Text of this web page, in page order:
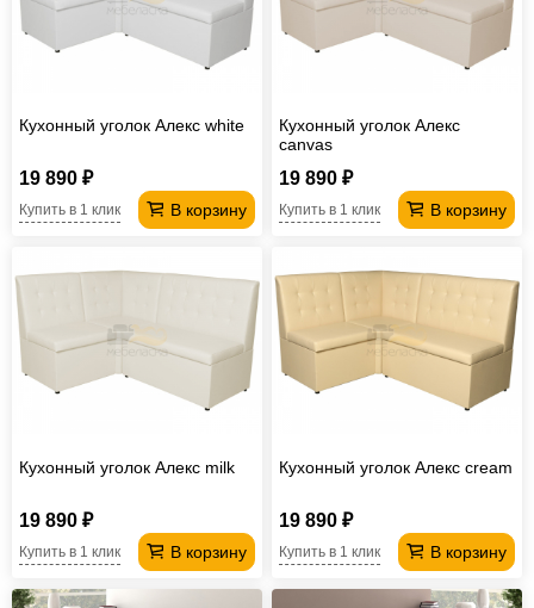
Кухонный уголок Алекс white
19 890 ₽
В корзину
Купить в 1 клик
Кухонный уголок Алекс
canvas
19 890 ₽
В корзину
Купить в 1 клик
Кухонный уголок Алекс milk
19 890 ₽
В корзину
Купить в 1 клик
Кухонный уголок Алекс cream
19 890 ₽
В корзину
Купить в 1 клик